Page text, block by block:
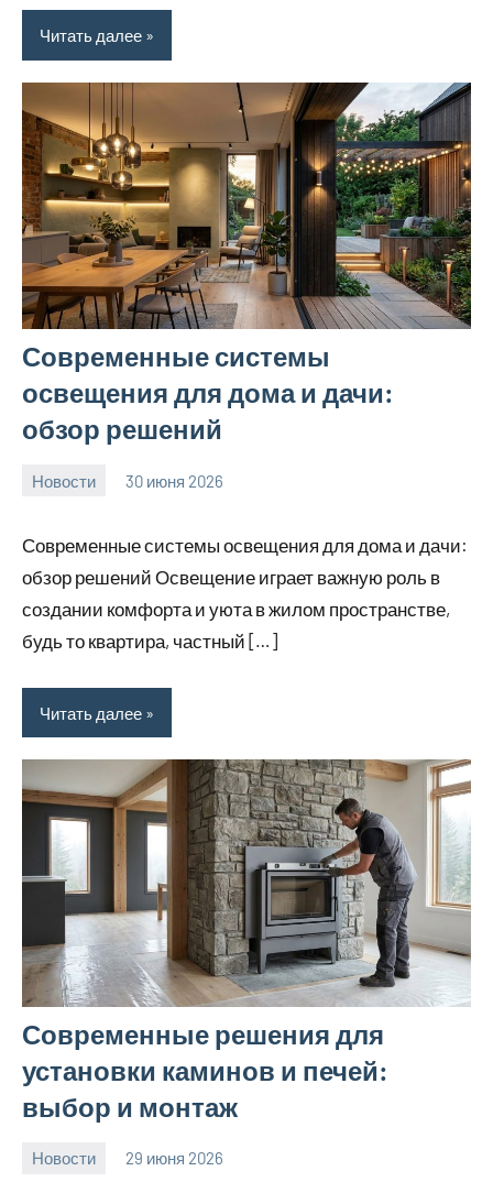
Читать далее
Современные системы
освещения для дома и дачи:
обзор решений
Новости 30 июня 2026
Современные системы освещения для дома и дачи:
обзор решений Освещение играет важную роль в
создании комфорта и уюта в жилом пространстве,
будь то квартира, частный […]
Читать далее
Современные решения для
установки каминов и печей:
выбор и монтаж
Новости 29 июня 2026